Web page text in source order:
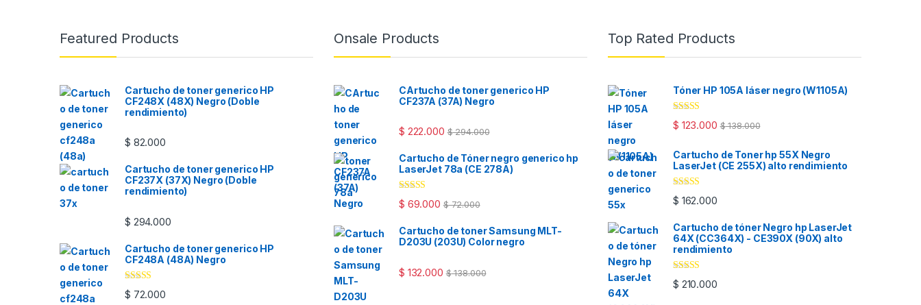
Featured Products
Cartucho de toner generico HP
CF248X (48X) Negro (Doble
rendimiento)
$ 82.000
Cartucho de toner generico HP
CF237X (37X) Negro (Doble
rendimiento)
$ 294.000
Cartucho de toner generico HP
CF248A (48A) Negro
Valorado
con4.00
$ 72.000
Onsale Products
CArtucho de toner generico HP
CF237A (37A) Negro
$ 222.000 $294.000
Cartucho de Tóner negro generico hp
LaserJet 78a (CE 278A)
Valorado
con4.33de
$ 69.000 $72.000
Cartucho de toner Samsung MLT-
D203U (203U) Color negro
$ 132.000 $138.000
Top Rated Products
Tóner HP 105A láser negro (W1105A)
Valorado con
5.00de 5
$ 123.000 $138.000
Cartucho de Toner hp 55X Negro
LaserJet (CE 255X) alto rendimiento
Valorado con
5.00de 5
$ 162.000
Cartucho de tóner Negro hp LaserJet
64X (CC364X) - CE390X (90X) alto
rendimiento
Valorado con
5.00de 5
$ 210.000